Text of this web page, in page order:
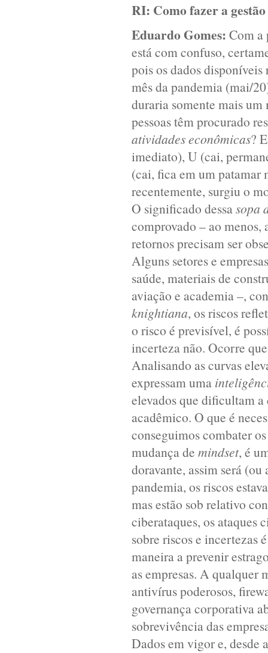
RI: Como fazer a
Eduardo Gomes: Com a
está com confuso,
pois os dados
mês da pandemia (mai/
duraria somente mais um
pessoas têm procurado
atividades econômicas?
imediato), U (cai,
(cai, fica em um patamar
recentemente, surgiu o
O significado dessasopa
comprovado – ao menos,
retornos precisam ser
Alguns setores e
saúde, materiais de
aviação e academia –,
knightiana, os riscos
o risco é previsível, é
incerteza não. Ocorre
Analisando as curvas
expressam uma
elevados que dificultam
acadêmico. O que é
conseguimos combater
mudança de mindset, é
doravante, assim será
pandemia, os riscos
mas estão sob relativo
ciberataques, os ataques
sobre riscos e incertezas
maneira a prevenir
as empresas. A qualquer
antivírus poderosos,
governança corporativa
sobrevivência das
Dados em vigor e, desde